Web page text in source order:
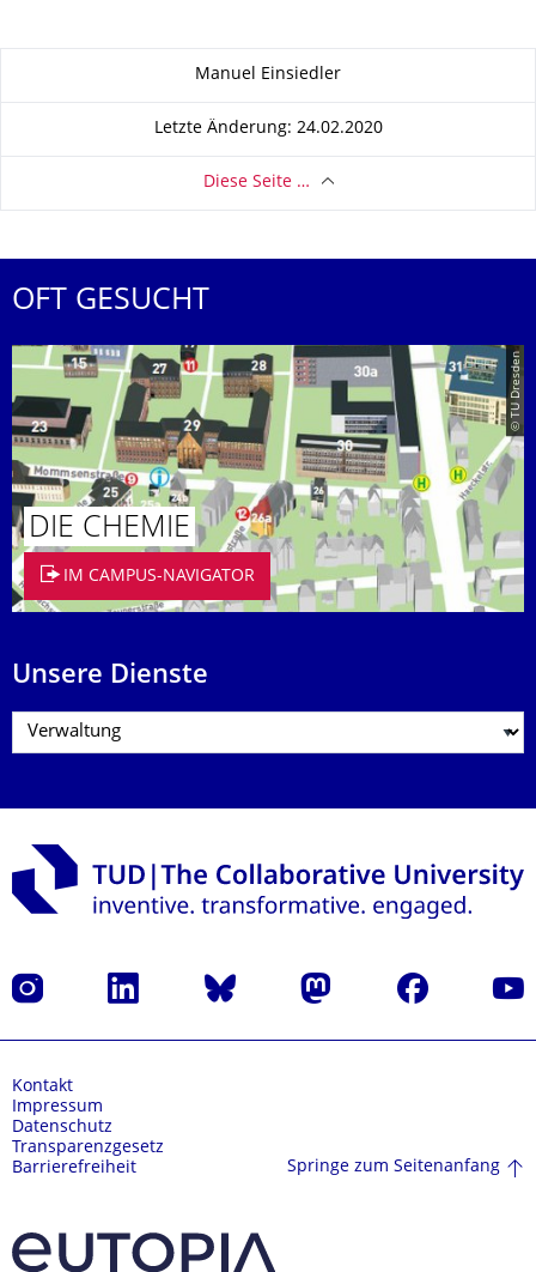
Manuel Einsiedler
Letzte Änderung: 24.02.2020
Diese Seite …
OFT GESUCHT
© TU Dresden
DIE CHEMIE
IM CAMPUS-NAVIGATOR
Unsere Dienste
Instagram LinkedIn Bluesky Mastodon Facebook
Kontakt
Impressum
Datenschutz
Transparenzgesetz
Barrierefreiheit
Springe zum Seitenanfang